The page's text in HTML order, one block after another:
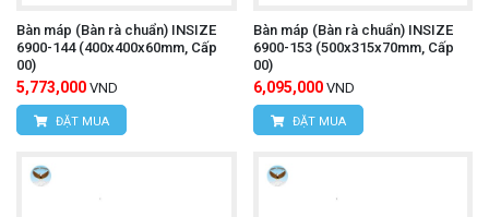
Bàn máp (Bàn rà chuẩn) INSIZE
6900-144 (400x400x60mm, Cấp
00)
5,773,000 VND
ĐẶT MUA
Bàn máp (Bàn rà chuẩn) INSIZE
6900-153 (500x315x70mm, Cấp
00)
6,095,000 VND
ĐẶT MUA